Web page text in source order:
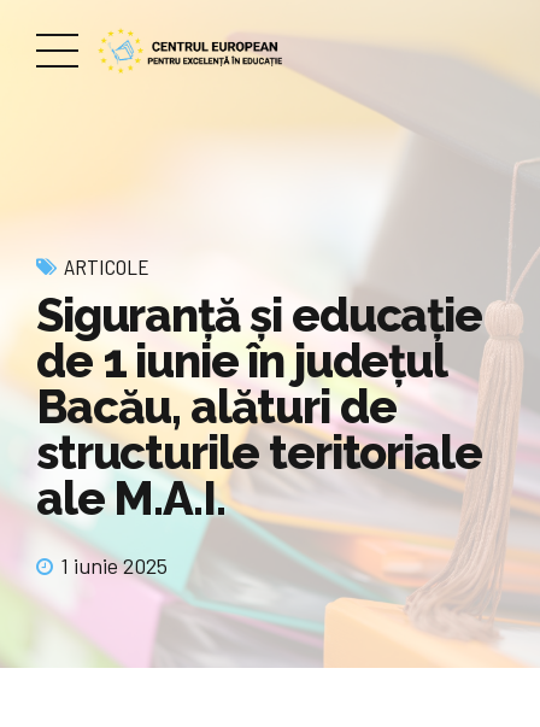
ARTICOLE
Siguranță și educație
de 1 iunie în județul
Bacău, alături de
structurile teritoriale
ale M.A.I.
1 iunie 2025